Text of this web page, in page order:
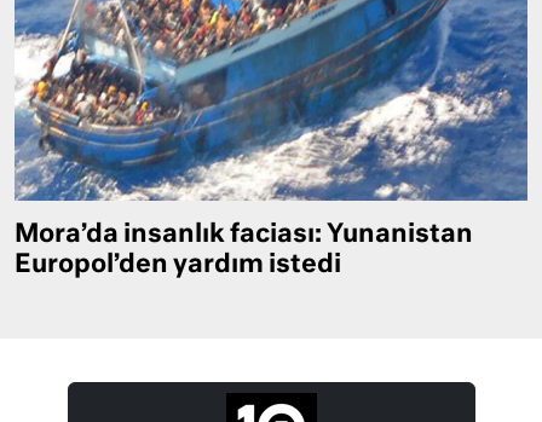
Mora’da insanlık faciası: Yunanistan
Europol’den yardım istedi